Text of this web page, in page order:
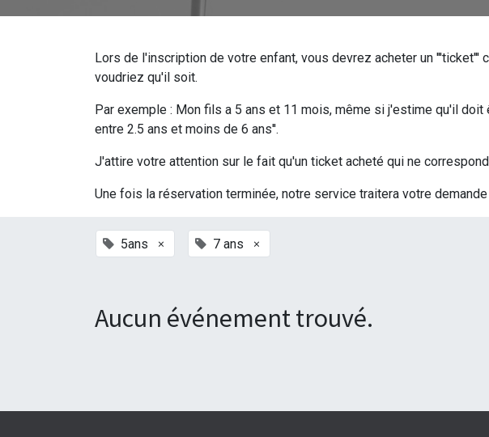
Lors de l'inscription de votre enfant, vous devrez acheter un
voudriez qu'il soit.
Par exemple : Mon fils a 5 ans et 11 mois, même si j'estime qu'il
entre 2.5 ans et moins de 6 ans''.
J'attire votre attention sur le fait qu'un ticket acheté qui ne
Une fois la réservation terminée, notre service traitera votre
5ans × 7 ans ×
Aucun événement trouvé.